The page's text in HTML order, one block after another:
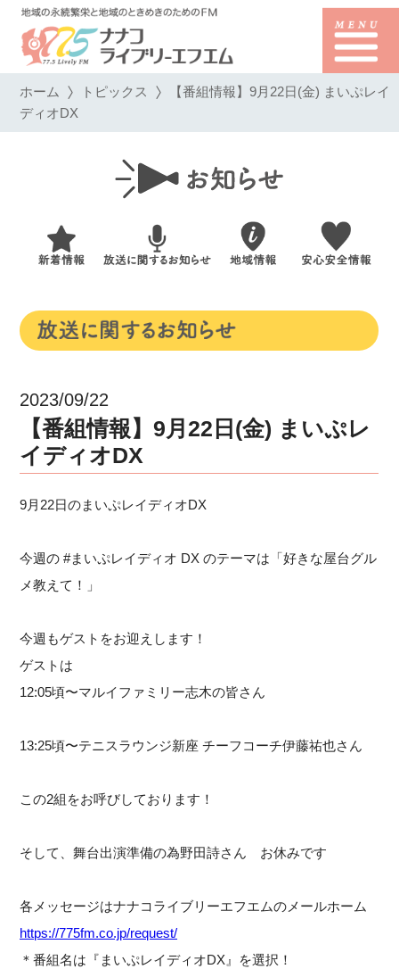
ホーム トピックス 【番組情報】9月22日(金) まいぷレイ
ディオDX
2023/09/22
【番組情報】9月22日(金) まいぷレ
イディオDX
9月22日のまいぷレイディオDX
今週の #まいぷレイディオ DX のテーマは「好きな屋台グル
メ教えて！」
今週もゲストをお迎えします！
ゲストは
12:05頃〜マルイファミリー志木の皆さん
13:25頃〜テニスラウンジ新座 チーフコーチ伊藤祐也さん
この2組をお呼びしております！
そして、舞台出演準備の為野田詩さん お休みです
各メッセージはナナコライブリーエフエムのメールホーム
https://775fm.co.jp/request/
＊番組名は『まいぷレイディオDX』を選択！